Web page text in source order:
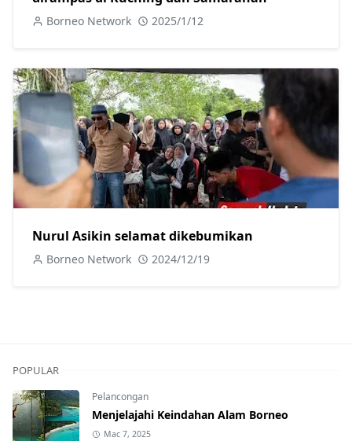
Borneo Network 2025/1/12
Nurul Asikin selamat dikebumikan
Borneo Network 2024/12/19
POPULAR
Pelancongan
Menjelajahi Keindahan Alam Borneo
Mac 7, 2025